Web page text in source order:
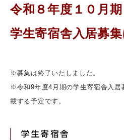
令和８年度１０月
学生寄宿舎入居募
※募集は終了いたしました。
※令和9年度4月期の学生寄宿舎入居
載する予定です。
学生寄宿舎